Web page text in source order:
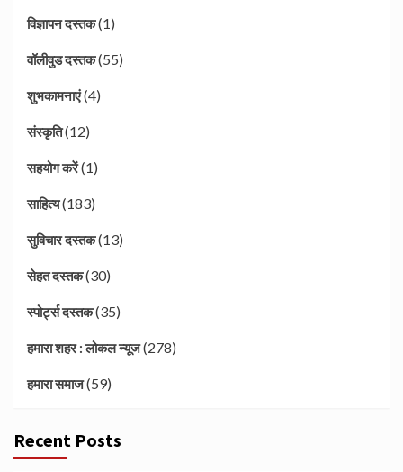
विज्ञापन दस्तक(1)
वॉलीवुड दस्तक(55)
शुभकामनाएं(4)
संस्कृति(12)
सहयोग करें(1)
साहित्य(183)
सुविचार दस्तक(13)
सेहत दस्तक(30)
स्पोर्ट्स दस्तक(35)
हमारा शहर : लोकल न्यूज(278)
हमारा समाज(59)
Recent Posts